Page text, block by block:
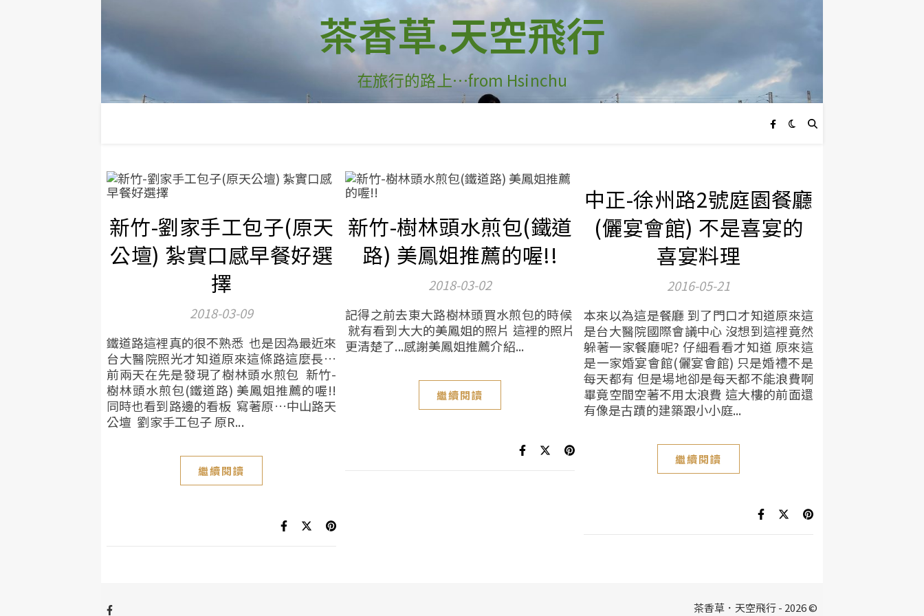
茶香草.天空飛行
在旅行的路上…from Hsinchu
新竹-劉家手工包子(原天
公壇) 紮實口感早餐好選
擇
2018-03-09
鐵道路這裡真的很不熟悉 也是因為最近來
台大醫院照光才知道原來這條路這麼長…
前兩天在先是發現了樹林頭水煎包 新竹-
樹林頭水煎包(鐵道路) 美鳳姐推薦的喔!!
同時也看到路邊的看板 寫著原…中山路天
公壇 劉家手工包子 原R...
繼續閱讀
新竹-樹林頭水煎包(鐵道
路) 美鳳姐推薦的喔!!
2018-03-02
記得之前去東大路樹林頭買水煎包的時候
就有看到大大的美鳳姐的照片 這裡的照片
更清楚了...感謝美鳳姐推薦介紹...
繼續閱讀
中正-徐州路2號庭園餐廳
(儷宴會館) 不是喜宴的
喜宴料理
2016-05-21
本來以為這是餐廳 到了門口才知道原來這
是台大醫院國際會議中心 沒想到這裡竟然
躲著一家餐廳呢? 仔細看看才知道 原來這
是一家婚宴會館(儷宴會館) 只是婚禮不是
每天都有 但是場地卻是每天都不能浪費啊
畢竟空間空著不用太浪費 這大樓的前面還
有像是古蹟的建築跟小小庭...
繼續閱讀
茶香草．天空飛行 - 2026 ©